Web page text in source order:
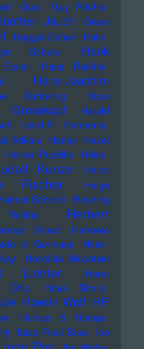
Guru
Guy Ritchie
Jauch
Gwen
Haggai Cohen Haim
Schule
Hank
Hans Reichel
Hans-Joachim
Kerkeling
Hape
Grosskopf
Harald
Hard-Fi Harmonia
Adkins Hattler Hazel
Heiner Pudelko Heino
Kunze
Heinz
Fischer
Helge
Schmidt Henning
Herbert
Brood
Hermeto
in Germany
Hitler
Honolulu Mountain
Lichter
Horst
Chip Hotel Rimini
Howlin Wolf HP
Humpe & Humpe
Ibiza Final Boss Ice